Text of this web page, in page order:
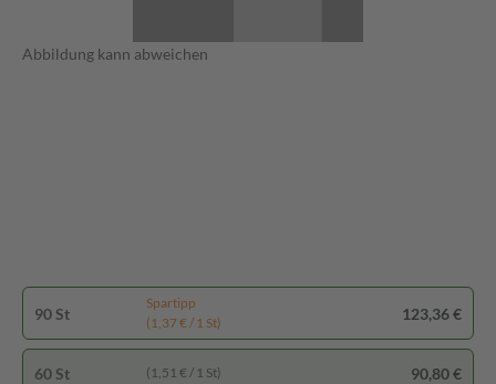
Abbildung kann abweichen
90 St
Spartipp
(1,37 € / 1 St)
123,36 €
60 St (1,51 € / 1 St) 90,80 €